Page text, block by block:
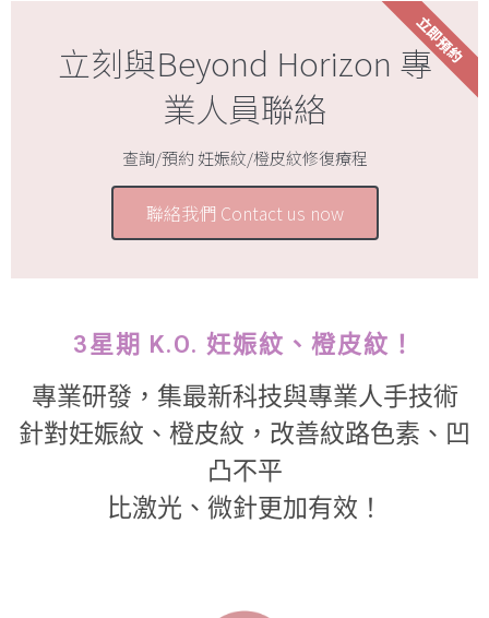
立刻與Beyond Horizon 專
業人員聯絡
查詢/預約 妊娠紋/橙皮紋修復療程
聯絡我們 Contact us now
立即預約
3星期 K.O. 妊娠紋、橙皮紋！
專業研發，集最新科技與專業人手技術
針對妊娠紋、橙皮紋，改善紋路色素、凹
凸不平
比激光、微針更加有效！